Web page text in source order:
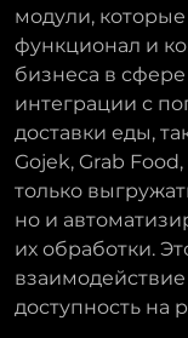
модули,
функционал и
бизнеса в
интеграции с
доставки еды,
Gojek, Grab
только
но и
их обработки.
доступность на